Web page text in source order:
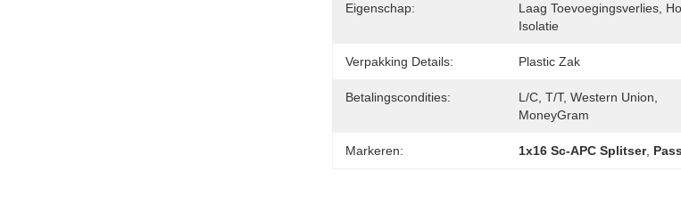
Eigenschap:
Laag Toevoegingsverlies,
Isolatie
Verpakking Details: Plastic Zak
Betalingscondities:
L/C, T/T, Western Union,
MoneyGram
Markeren: 1x16 Sc-APC Splitser,